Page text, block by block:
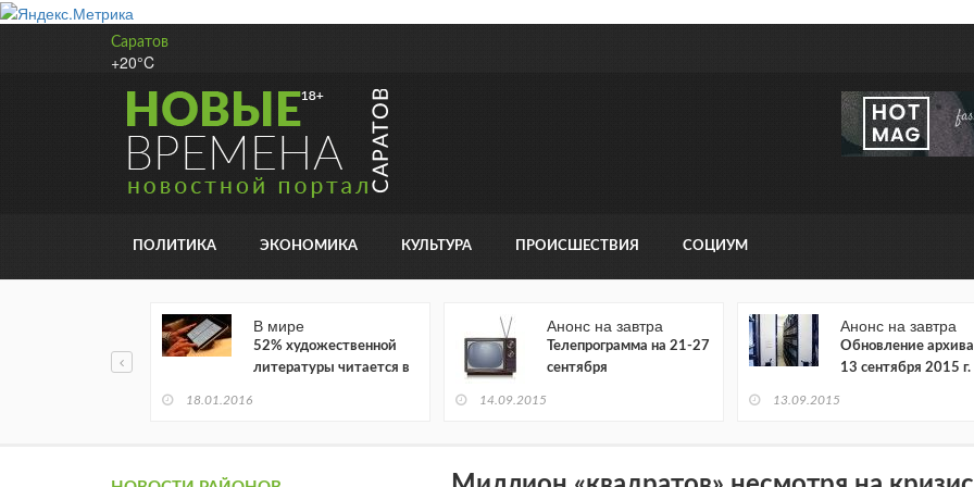
Саратов
+20°C
ПОЛИТИКА ЭКОНОМИКА КУЛЬТУРА ПРОИСШЕСТВИЯ СОЦИУМ
В мире
52% художественной
литературы читается в
18.01.2016
Анонс на завтра
Телепрограмма на 21-27
сентября
14.09.2015
Анонс на завтра
Обновление архива
13 сентября 2015 г.
13.09.2015